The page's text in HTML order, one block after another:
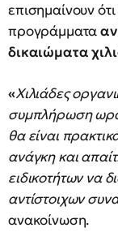
επισημαίνουν
προγράμματα
δικαιώματα
«Χιλιάδες
συμπλήρωση
θα είναι
ανάγκη και
ειδικοτήτων να
αντίστοιχων
ανακοίνωση.